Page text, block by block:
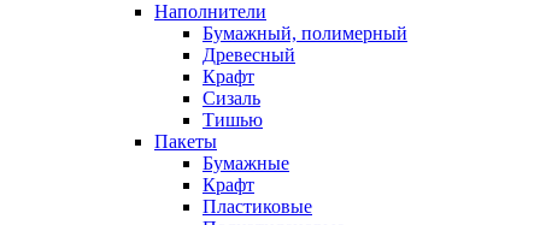
Наполнители
Бумажный, полимерный
Древесный
Крафт
Сизаль
Тишью
Пакеты
Бумажные
Крафт
Пластиковые